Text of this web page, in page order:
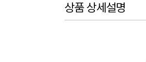
상품 상세설명